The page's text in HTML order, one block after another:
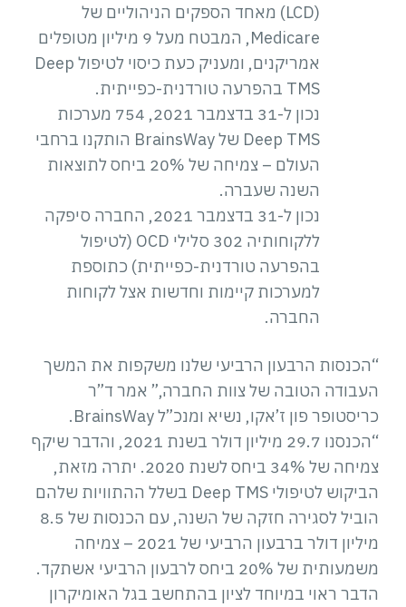
(LCD) מאחד הספקים הניהוליים של
Medicare, המבטח מעל 9 מיליון מטופלים
אמריקנים, ומעניק כעת כיסוי לטיפול Deep
TMS בהפרעה טורדנית-כפייתית.
נכון ל-31 בדצמבר 2021, 754 מערכות
Deep TMS של BrainsWay הותקנו ברחבי
העולם – צמיחה של 20% ביחס לתוצאות
השנה שעברה.
נכון ל-31 בדצמבר 2021, החברה סיפקה
ללקוחותיה 302 סלילי OCD (לטיפול
בהפרעה טורדנית-כפייתית) כתוספת
למערכות קיימות וחדשות אצל לקוחות
החברה.
“הכנסות הרבעון הרביעי שלנו משקפות את המשך
העבודה הטובה של צוות החברה,” אמר ד”ר
כריסטופר פון ז’אקו, נשיא ומנכ”ל BrainsWay.
“הכנסנו 29.7 מיליון דולר בשנת 2021, והדבר שיקף
צמיחה של 34% ביחס לשנת 2020. יתרה מזאת,
הביקוש לטיפולי Deep TMS בשלל ההתוויות שלהם
הוביל לסגירה חזקה של השנה, עם הכנסות של 8.5
מיליון דולר ברבעון הרביעי של 2021 – צמיחה
משמעותית של 20% ביחס לרבעון הרביעי אשתקד.
הדבר ראוי במיוחד לציון בהתחשב בגל האומיקרון